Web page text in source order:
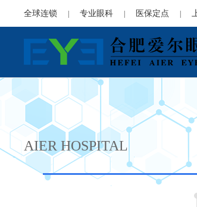
全球连锁 | 专业眼科 | 医保定点 |
AIER HOSPITAL